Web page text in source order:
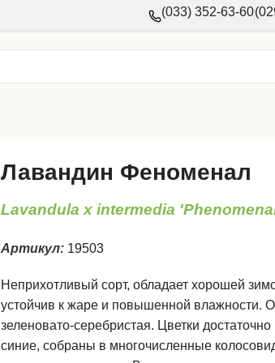
(033) 352-63-60
Лавандин Феноменал
Lavandula x intermedia
Артикул: 19503
Неприхотливый сорт, обладает хорошей
устойчив к жаре и повышенной влажности.
зеленовато-серебристая. Цветки
синие, собраны в многочисленные